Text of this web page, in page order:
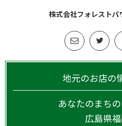
株式会社フォレストパ
地元のお店の
あなたのまち
広島県